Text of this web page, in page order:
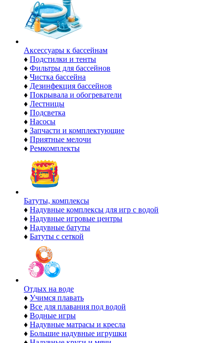
Аксессуары к бассейнам
♦ Подстилки и тенты
♦ Фильтры для бассейнов
♦ Чистка бассейна
♦ Дезинфекция бассейнов
♦ Покрывала и обогреватели
♦ Лестницы
♦ Подсветка
♦ Насосы
♦ Запчасти и комплектующие
♦ Приятные мелочи
♦ Ремкомплекты
Батуты, комплексы
♦ Надувные комплексы для игр с водой
♦ Надувные игровые центры
♦ Надувные батуты
♦ Батуты с сеткой
Отдых на воде
♦ Учимся плавать
♦ Все для плавания под водой
♦ Водные игры
♦ Надувные матрасы и кресла
♦ Большие надувные игрушки